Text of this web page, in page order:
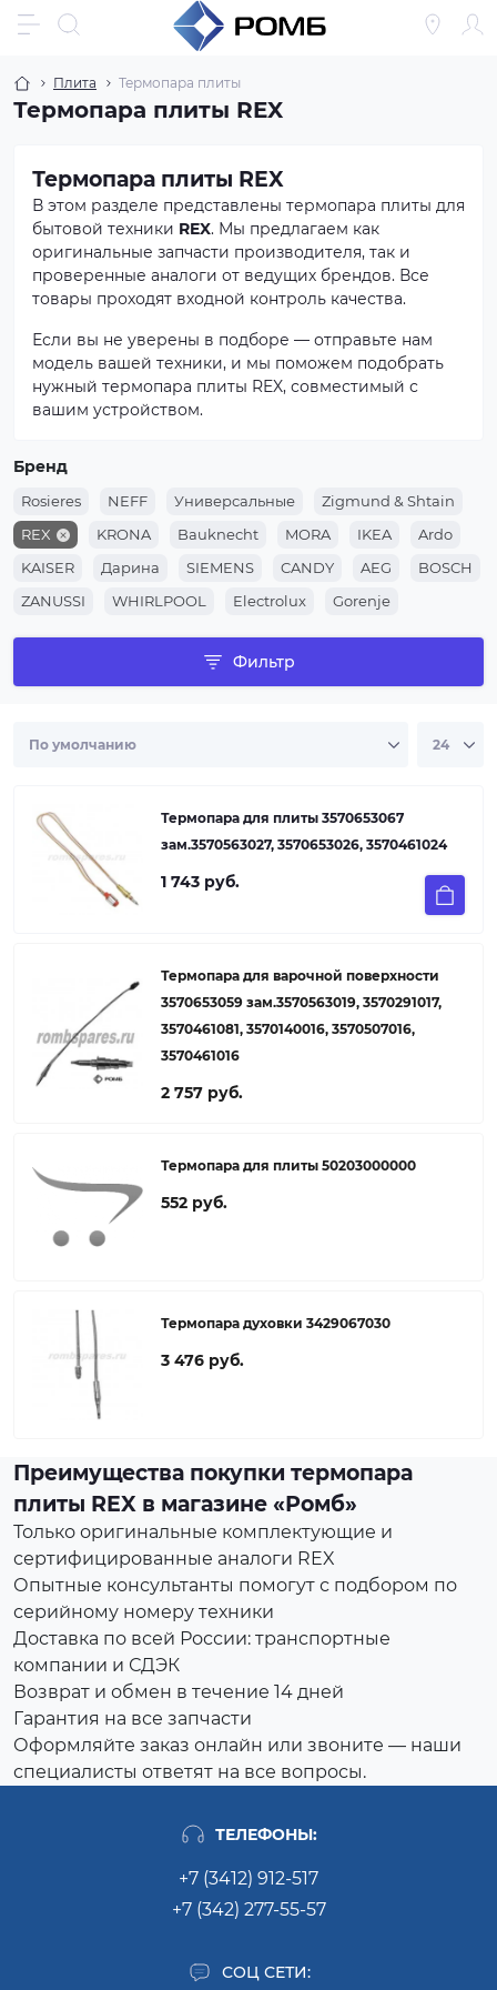
Плита Термопара плиты
Термопара плиты REX
Термопара плиты REX
В этом разделе представлены термопара плиты для
бытовой техники REX. Мы предлагаем как
оригинальные запчасти производителя, так и
проверенные аналоги от ведущих брендов. Все
товары проходят входной контроль качества.
Если вы не уверены в подборе — отправьте нам
модель вашей техники, и мы поможем подобрать
нужный термопара плиты REX, совместимый с
вашим устройством.
Бренд
Rosieres NEFF Универсальные
Zigmund & Shtain
REX
KRONA Bauknecht MORA IKEA
Ardo
KAISER
Дарина SIEMENS CANDY AEG
BOSCH
ZANUSSI
WHIRLPOOL Electrolux
Gorenje
Аристон
Ханса Гефест Индезит
Фильтр
Термопара для плиты 3570653067
зам.3570563027, 3570653026, 3570461024
1 743 руб.
Термопара для варочной поверхности
3570653059 зам.3570563019, 3570291017,
3570461081, 3570140016, 3570507016,
3570461016
2 757 руб.
Термопара для плиты 50203000000
552 руб.
Термопара духовки 3429067030
3 476 руб.
Преимущества покупки термопара
плиты REX в магазине «Ромб»
Только оригинальные комплектующие и
сертифицированные аналоги REX
Опытные консультанты помогут с подбором по
серийному номеру техники
Доставка по всей России: транспортные
компании и СДЭК
Возврат и обмен в течение 14 дней
Гарантия на все запчасти
Оформляйте заказ онлайн или звоните — наши
специалисты ответят на все вопросы.
ТЕЛЕФОНЫ:
+7 (3412) 912-517
+7 (342) 277-55-57
СОЦ СЕТИ: